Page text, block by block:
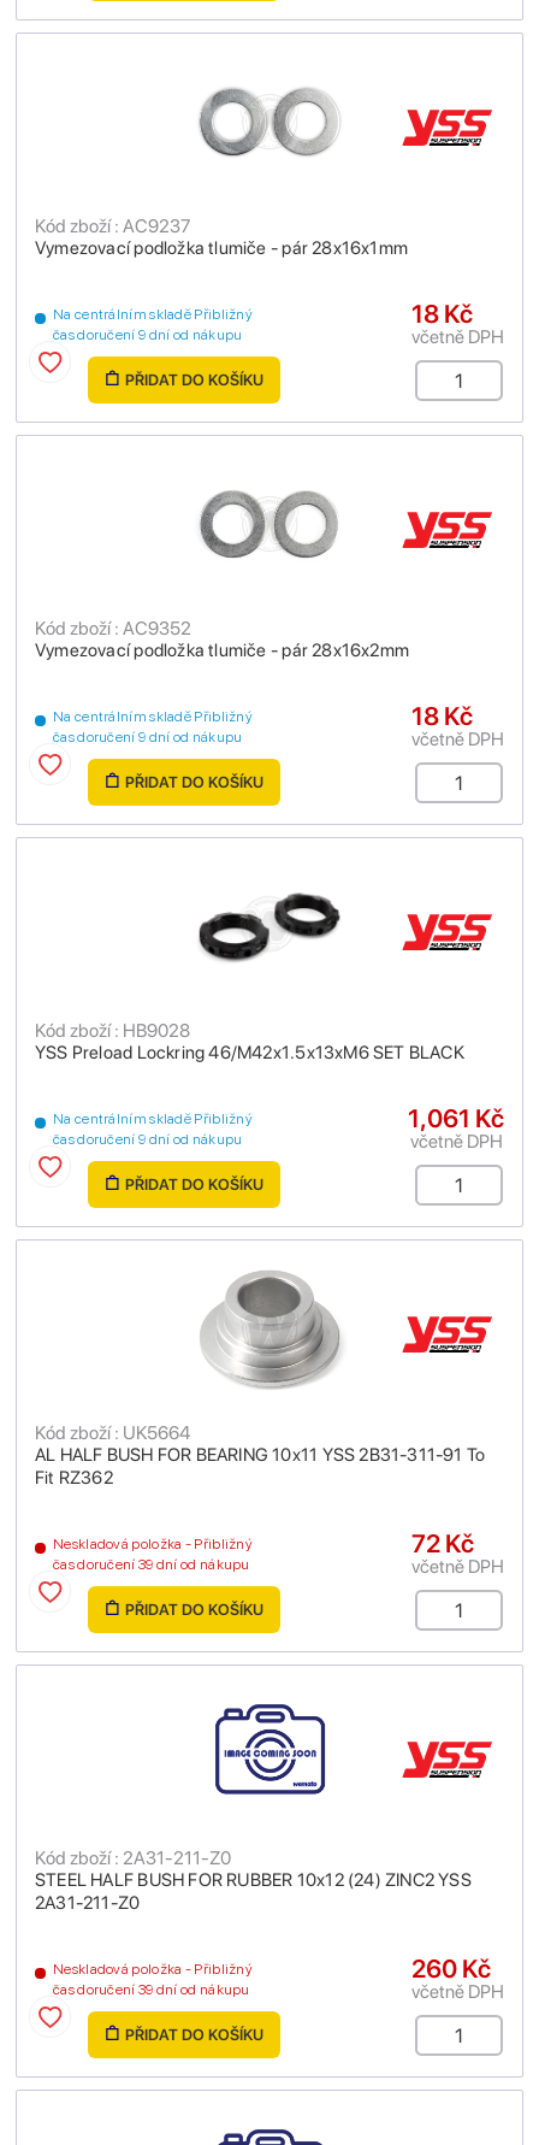
Vymezovací podložka tlumiče - pár 28x16x1mm
Kód zboží : AC9237
Na centrálním skladě Přibližný
čas doručení 9 dní od nákupu
18 Kč
včetně DPH
PŘIDAT DO KOŠÍKU
Vymezovací podložka tlumiče - pár 28x16x2mm
Kód zboží : AC9352
Na centrálním skladě Přibližný
čas doručení 9 dní od nákupu
18 Kč
včetně DPH
PŘIDAT DO KOŠÍKU
YSS Preload Lockring 46/M42x1.5x13xM6 SET BLACK
Kód zboží : HB9028
Na centrálním skladě Přibližný
čas doručení 9 dní od nákupu
1,061 Kč
včetně DPH
PŘIDAT DO KOŠÍKU
AL HALF BUSH FOR BEARING 10x11 YSS 2B31-311-91 To
Fit RZ362
Kód zboží : UK5664
Neskladová položka - Přibližný
čas doručení 39 dní od nákupu
72 Kč
včetně DPH
PŘIDAT DO KOŠÍKU
STEEL HALF BUSH FOR RUBBER 10x12 (24) ZINC2 YSS
2A31-211-Z0
Kód zboží : 2A31-211-Z0
Neskladová položka - Přibližný
čas doručení 39 dní od nákupu
260 Kč
včetně DPH
PŘIDAT DO KOŠÍKU